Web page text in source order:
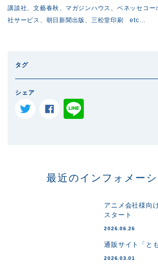
講談社、文藝春秋、マガジンハウス、ベネッセコー
社サービス、朝日新聞出版、三松堂印刷 etc…
タグ
シェア
最近のインフォメー
アニメ会社様向
スタート
2026.06.26
通販サイト「と
2026.03.01